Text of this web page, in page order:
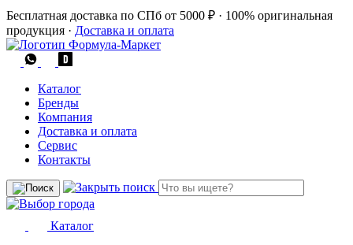
Бесплатная доставка по СПб от 5000 ₽ · 100% оригинальная
продукция · Доставка и оплата
Каталог
Бренды
Компания
Доставка и оплата
Сервис
Контакты
Каталог